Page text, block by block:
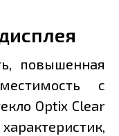
повышенная
с
Optix Clear